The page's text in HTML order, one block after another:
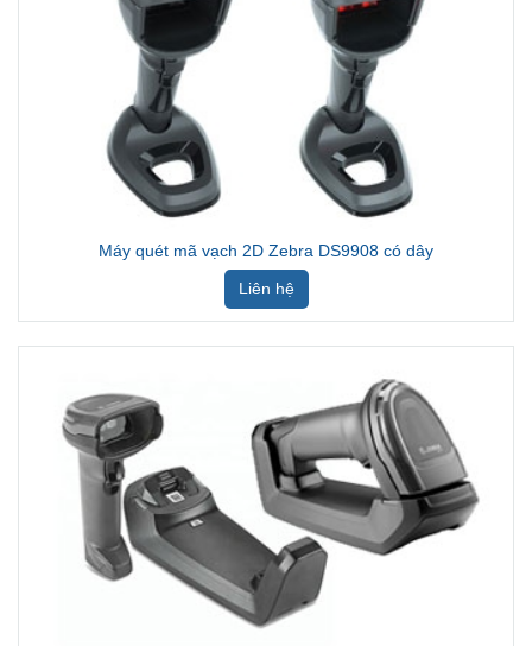
Máy quét mã vạch 2D Zebra DS9908 có dây
Liên hệ